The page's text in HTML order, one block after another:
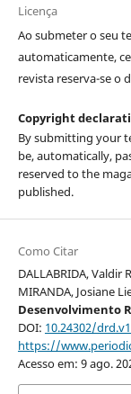
Licença
Ao submeter o seu
automaticamente,
revista reserva-se o
Copyright
By submitting your
be, automatically,
reserved to the
published.
Como Citar
DALLABRIDA, Valdir
MIRANDA, Josiane
Desenvolvimento
DOI: 10.24302/
https://
Acesso em: 9 ago.